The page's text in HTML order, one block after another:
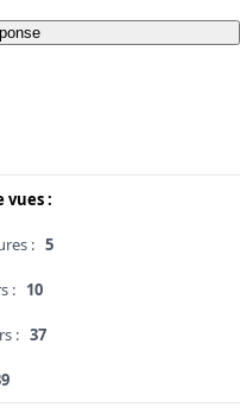
vues :
: 5
: 10
: 37